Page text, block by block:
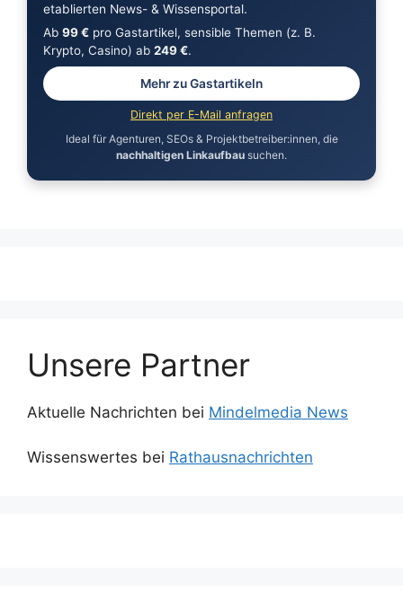
etablierten News- & Wissensportal.
Ab 99 €pro Gastartikel, sensible Themen (z. B.
Krypto, Casino) ab 249 €.
Mehr zu Gastartikeln
Direkt per E-Mail anfragen
Ideal für Agenturen, SEOs & Projektbetreiber:innen, die
nachhaltigen Linkaufbau suchen.
Unsere Partner
Aktuelle Nachrichten bei Mindelmedia News
Wissenswertes bei Rathausnachrichten